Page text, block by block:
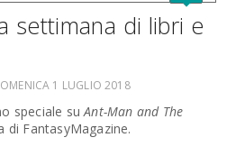
settimana di libri e
1 LUGLIO 2018
speciale suAnt-Man and The
di FantasyMagazine.